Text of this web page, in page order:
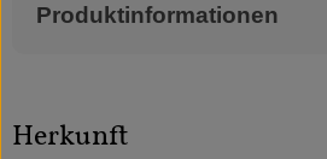
Produktinformationen
Herkunft